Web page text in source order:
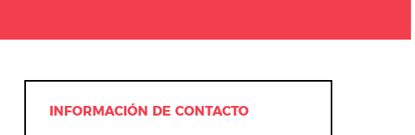
INFORMACIÓN DE CONTACTO